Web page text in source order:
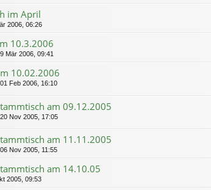
im April
2006, 06:26
10.3.2006
Mär 2006, 09:41
10.02.2006
01 Feb 2006, 16:10
am 09.12.2005
20 Nov 2005, 17:05
am 11.11.2005
06 Nov 2005, 11:55
am 14.10.05
2005, 09:53